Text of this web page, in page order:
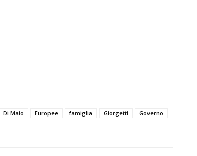
Di Maio Europee famiglia Giorgetti
Governo